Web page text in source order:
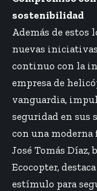
sostenibilidad
Además de estos
nuevas
continuo con la
empresa de
vanguardia,
seguridad en sus
con una moderna
José Tomás Díaz,
Ecocopter,
estímulo para